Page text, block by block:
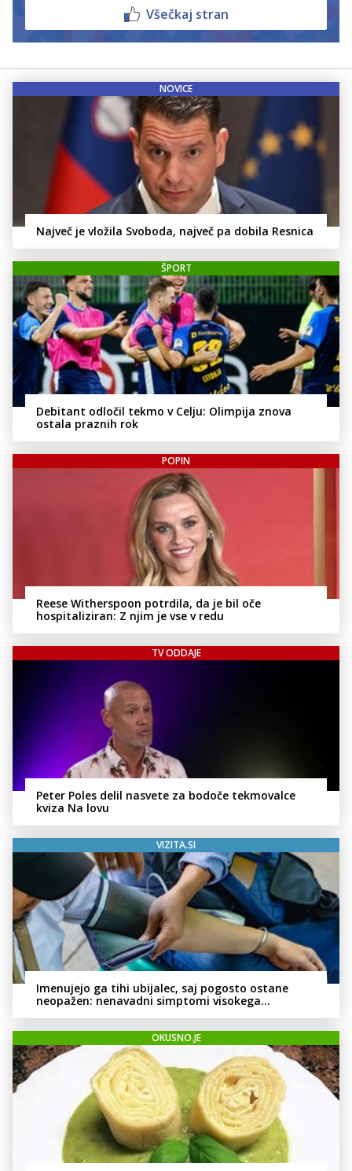
Všečkaj stran
NOVICE
Največ je vložila Svoboda, največ pa dobila Resnica
ŠPORT
Debitant odločil tekmo v Celju: Olimpija znova
ostala praznih rok
POPIN
Reese Witherspoon potrdila, da je bil oče
hospitaliziran: Z njim je vse v redu
TV ODDAJE
Peter Poles delil nasvete za bodoče tekmovalce
kviza Na lovu
VIZITA.SI
Imenujejo ga tihi ubijalec, saj pogosto ostane
neopažen: nenavadni simptomi visokega
OKUSNO.JE